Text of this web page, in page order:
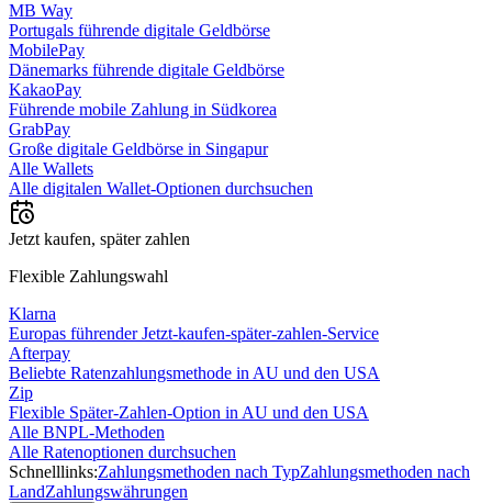
MB Way
Portugals führende digitale Geldbörse
MobilePay
Dänemarks führende digitale Geldbörse
KakaoPay
Führende mobile Zahlung in Südkorea
GrabPay
Große digitale Geldbörse in Singapur
Alle Wallets
Alle digitalen Wallet-Optionen durchsuchen
Jetzt kaufen, später zahlen
Flexible Zahlungswahl
Klarna
Europas führender Jetzt-kaufen-später-zahlen-Service
Afterpay
Beliebte Ratenzahlungsmethode in AU und den USA
Zip
Flexible Später-Zahlen-Option in AU und den USA
Alle BNPL-Methoden
Alle Ratenoptionen durchsuchen
Schnelllinks:Zahlungsmethoden nach TypZahlungsmethoden nach
LandZahlungswährungen